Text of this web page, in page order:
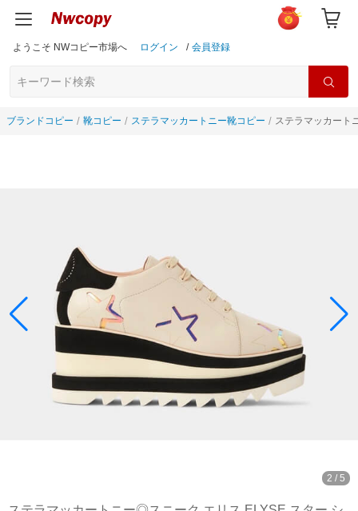
ようこそ NWコピー市場へ ログイン / 会員登録
ブランドコピー 靴コピー ステラマッカートニー靴コピー ステラマッカート
2 / 5